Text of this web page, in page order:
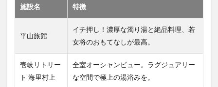
施設名 特徴
平山旅館
イチ押し！濃厚な濁り湯と絶品料理、若
女将のおもてなしが最高。
壱岐リトリー
ト 海里村上
全室オーシャンビュー。ラグジュアリー
な空間で極上の湯浴みを。